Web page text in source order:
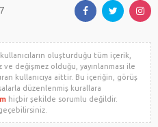
oluşturduğu tüm içerik,
değişmez olduğu, yayınlanması ile
kullanıcıya aittir. Bu içeriğin, görüş
düzenlenmiş kurallara
hiçbir şekilde sorumlu değildir.